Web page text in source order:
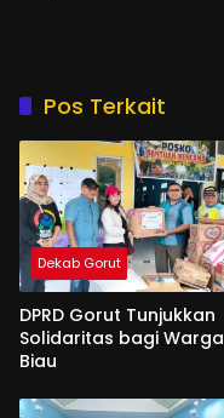
Pos Terkait
Dekab Gorut
DPRD Gorut Tunjukkan
Solidaritas bagi Warga
Biau